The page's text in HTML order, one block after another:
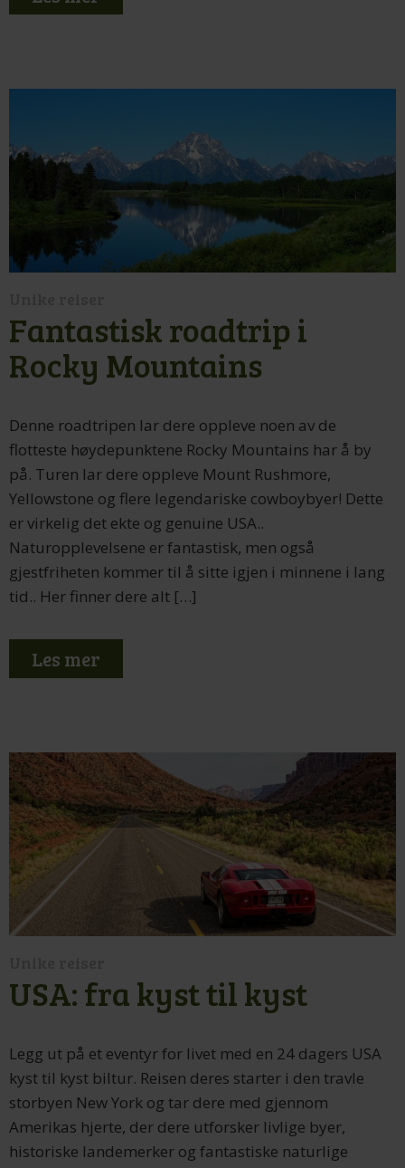
Fantastisk roadtrip i
Rocky Mountains
Denne roadtripen lar dere oppleve noen av de
flotteste høydepunktene Rocky Mountains har å by
på. Turen lar dere oppleve Mount Rushmore,
Yellowstone og flere legendariske cowboybyer! Dette
er virkelig det ekte og genuine USA..
Naturopplevelsene er fantastisk, men også
gjestfriheten kommer til å sitte igjen i minnene i lang
tid.. Her finner dere alt […]
Les mer
USA: fra kyst til kyst
Legg ut på et eventyr for livet med en 24 dagers USA
kyst til kyst biltur. Reisen deres starter i den travle
storbyen New York og tar dere med gjennom
Amerikas hjerte, der dere utforsker livlige byer,
historiske landemerker og fantastiske naturlige